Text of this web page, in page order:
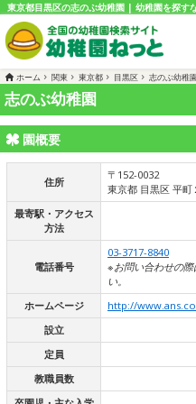
東京都目黒区の志のぶ幼稚園 | 幼稚園を探す
ホーム 関東 東京都 目黒区 志のぶ幼稚
志のぶ幼稚園
園概要
住所
〒152-0032
東京都 目黒区 平町
最寄駅・アクセス
方法
電話番号
03-3717-8840
※お問い合わせの
い。
ホームページ
http://
設立
定員
教職員数